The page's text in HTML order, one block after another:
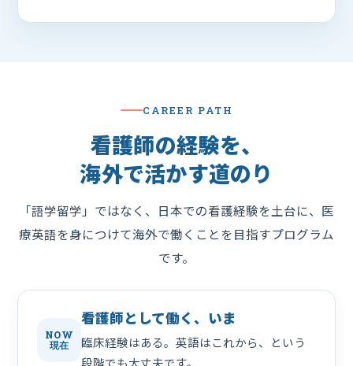
CAREER PATH
看護師の経験を、
海外で活かす道のり
「語学留学」ではなく、日本での看護経験を土台に、医
療英語を身につけて海外で働くことを目指すプログラム
です。
NOW
現在
看護師として働く、いま
臨床経験はある。英語はこれから、という
段階でも大丈夫です。